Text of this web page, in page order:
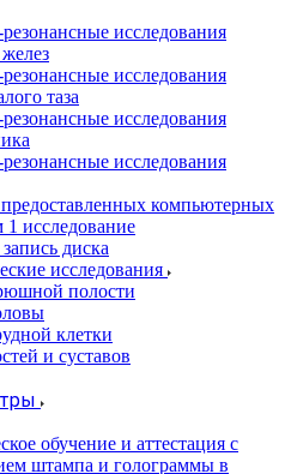
исследования
исследования
таза
исследования
исследования
компьютерных
1 исследование
диска
исследования
полости
клетки
и суставов
обучение и аттестация с
штампа и голограммы в